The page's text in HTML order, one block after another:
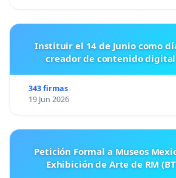
Instituir el 14 de Junio como
creador de contenido
343 firmas
19 Jun 2026
Petición Formal a Museos
Exhibición de Arte de RM